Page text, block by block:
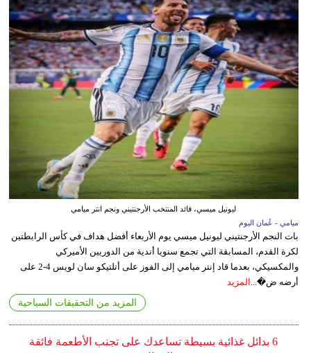
ليونيل ميسي، قائد المنتخب الأرجنتيني ونجم انتر ميامي
ميامي - عُمان اليوم
بات النجم الأرجنتيني ليونيل ميسي يوم الأربعاء أفضل هداف في كأس الرابطتين
لكرة القدم، المسابقة التي تجمع سنويا أندية من الدوريين الأميركي
والمكسيكي، بعدما قاد إنتر ميامي إلى الفوز على أتلتيكو سان لويس 4-2 على
أرضه ض�... المزيد
المزيد من التحقيقات السياحية
6 بدائل غذائية بسيطة تساعدك على تجنب الأطعمة فائقة